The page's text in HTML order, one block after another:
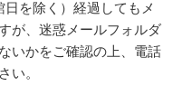
を除く）経過してもメ
が、迷惑メールフォルダ
いかをご確認の上、電話
い。